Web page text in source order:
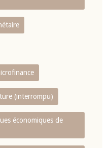
(interrompu)
économiques de